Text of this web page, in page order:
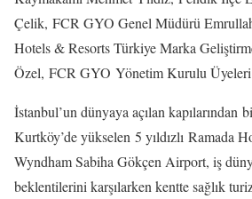
Çelik, FCR GYO Genel Müdürü
Hotels & Resorts Türkiye Marka
Özel, FCR GYO Yönetim Kurulu Üyeleri
İstanbul’un dünyaya açılan kapılarından
Kurtköy’de yükselen 5 yıldızlı Ramada
Wyndham Sabiha Gökçen Airport, iş
beklentilerini karşılarken kentte sağlık